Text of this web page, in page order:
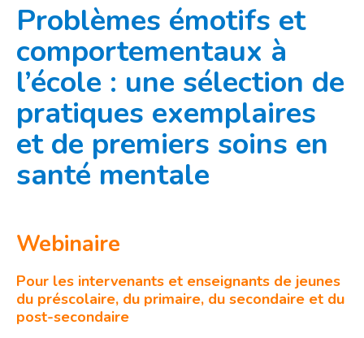
Problèmes émotifs et
comportementaux à
l’école : une sélection de
pratiques exemplaires
et de premiers soins en
santé mentale
Webinaire
Pour les intervenants et enseignants de jeunes
du préscolaire, du primaire, du secondaire et du
post-secondaire